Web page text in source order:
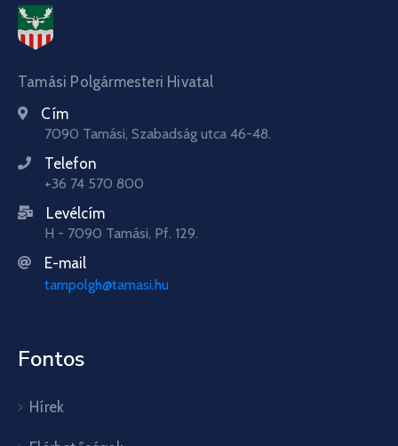
Tamási Polgármesteri Hivatal
Cím
7090 Tamási, Szabadság utca 46-48.
Telefon
+36 74 570 800
Levélcím
H - 7090 Tamási, Pf. 129.
E-mail
tampolgh@tamasi.hu
Fontos
Hírek